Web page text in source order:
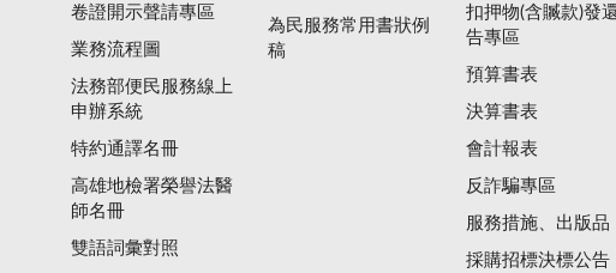
卷證開示聲請專區
業務流程圖
法務部便民服務線上
申辦系統
特約通譯名冊
高雄地檢署榮譽法醫
師名冊
雙語詞彙對照
為民服務常用書狀例
稿
扣押物(含贓款)發
告專區
預算書表
決算書表
會計報表
反詐騙專區
服務措施、出版品
採購招標決標公告